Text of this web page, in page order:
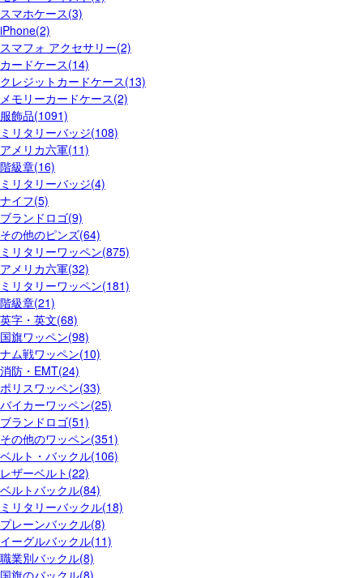
スマホケース(3)
iPhone(2)
スマフォ アクセサリー(2)
カードケース(14)
クレジットカードケース(13)
メモリーカードケース(2)
服飾品(1091)
ミリタリーバッジ(108)
アメリカ六軍(11)
階級章(16)
ミリタリーバッジ(4)
ナイフ(5)
ブランドロゴ(9)
その他のピンズ(64)
ミリタリーワッペン(875)
アメリカ六軍(32)
ミリタリーワッペン(181)
階級章(21)
英字・英文(68)
国旗ワッペン(98)
ナム戦ワッペン(10)
消防・EMT(24)
ポリスワッペン(33)
バイカーワッペン(25)
ブランドロゴ(51)
その他のワッペン(351)
ベルト・バックル(106)
レザーベルト(22)
ベルトバックル(84)
ミリタリーバックル(18)
プレーンバックル(8)
イーグルバックル(11)
職業別バックル(8)
国旗のバックル(8)